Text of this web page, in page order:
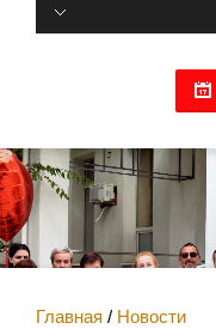
Главная
Новости